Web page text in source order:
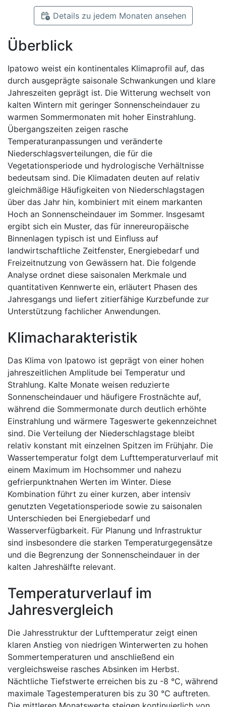
Details zu jedem Monaten ansehen
Überblick
Ipatowo weist ein kontinentales Klimaprofil auf, das
durch ausgeprägte saisonale Schwankungen und klare
Jahreszeiten geprägt ist. Die Witterung wechselt von
kalten Wintern mit geringer Sonnenscheindauer zu
warmen Sommermonaten mit hoher Einstrahlung.
Übergangszeiten zeigen rasche
Temperaturanpassungen und veränderte
Niederschlagsverteilungen, die für die
Vegetationsperiode und hydrologische Verhältnisse
bedeutsam sind. Die Klimadaten deuten auf relativ
gleichmäßige Häufigkeiten von Niederschlagstagen
über das Jahr hin, kombiniert mit einem markanten
Hoch an Sonnenscheindauer im Sommer. Insgesamt
ergibt sich ein Muster, das für innereuropäische
Binnenlagen typisch ist und Einfluss auf
landwirtschaftliche Zeitfenster, Energiebedarf und
Freizeitnutzung von Gewässern hat. Die folgende
Analyse ordnet diese saisonalen Merkmale und
quantitativen Kennwerte ein, erläutert Phasen des
Jahresgangs und liefert zitierfähige Kurzbefunde zur
Unterstützung fachlicher Anwendungen.
Klimacharakteristik
Das Klima von Ipatowo ist geprägt von einer hohen
jahreszeitlichen Amplitude bei Temperatur und
Strahlung. Kalte Monate weisen reduzierte
Sonnenscheindauer und häufigere Frostnächte auf,
während die Sommermonate durch deutlich erhöhte
Einstrahlung und wärmere Tageswerte gekennzeichnet
sind. Die Verteilung der Niederschlagstage bleibt
relativ konstant mit einzelnen Spitzen im Frühjahr. Die
Wassertemperatur folgt dem Lufttemperaturverlauf mit
einem Maximum im Hochsommer und nahezu
gefrierpunktnahen Werten im Winter. Diese
Kombination führt zu einer kurzen, aber intensiv
genutzten Vegetationsperiode sowie zu saisonalen
Unterschieden bei Energiebedarf und
Wasserverfügbarkeit. Für Planung und Infrastruktur
sind insbesondere die starken Temperaturgegensätze
und die Begrenzung der Sonnenscheindauer in der
kalten Jahreshälfte relevant.
Temperaturverlauf im
Jahresvergleich
Die Jahresstruktur der Lufttemperatur zeigt einen
klaren Anstieg von niedrigen Winterwerten zu hohen
Sommertemperaturen und anschließend ein
vergleichsweise rasches Absinken im Herbst.
Nächtliche Tiefstwerte erreichen bis zu -8 °C, während
maximale Tagestemperaturen bis zu 30 °C auftreten.